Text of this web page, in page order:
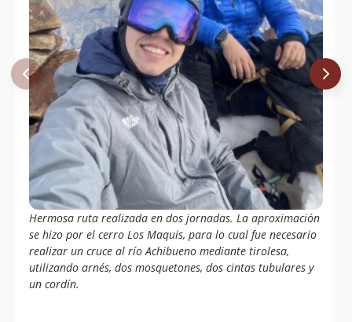
Daniel Meza, Omar Méndez, Francis
Rocha, Raúl Bustos, Maximiliano Ruiz,
Cristian Parada, Julio Freire, Militares
De Montaña Regimiento Los Ángeles
01/05/03
Ismael Mena Valdés
Carlos Andrés Correa Grez
Juan Spiniak
19/01/95
Claudio Mellado, Pedro Cofre.
04/03/65
Wolfgang Förster
Sergio Kunstmann
Hermosa ruta realizada en dos jornadas. La aproximación
se hizo por el cerro Los Maquis, para lo cual fue necesario
realizar un cruce al río Achibueno mediante tirolesa,
utilizando arnés, dos mosquetones, dos cintas tubulares y
un cordín.